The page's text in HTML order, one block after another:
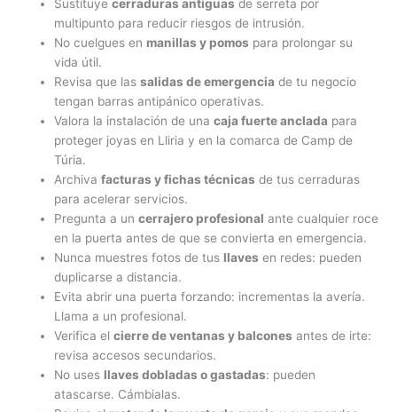
Sustituyecerraduras antiguas de serreta por
multipunto para reducir riesgos de intrusión.
No cuelgues en manillas y pomos para prolongar su
vida útil.
Revisa que lassalidas de emergencia de tu negocio
tengan barras antipánico operativas.
Valora la instalación de unacaja fuerte anclada para
proteger joyas en Lliria y en la comarca de Camp de
Túria.
Archivafacturas y fichas técnicas de tus cerraduras
para acelerar servicios.
Pregunta a uncerrajero profesional ante cualquier roce
en la puerta antes de que se convierta en emergencia.
Nunca muestres fotos de tus llaves en redes: pueden
duplicarse a distancia.
Evita abrir una puerta forzando: incrementas la avería.
Llama a un profesional.
Verifica elcierre de ventanas y balcones antes de irte:
revisa accesos secundarios.
No uses llaves dobladas o gastadas: pueden
atascarse. Cámbialas.